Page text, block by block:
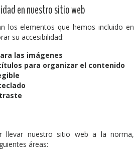
en nuestro sitio web
los elementos que hemos incluido en
su accesibilidad:
las imágenes
para organizar el contenido
llevar nuestro sitio web a la norma,
áreas: